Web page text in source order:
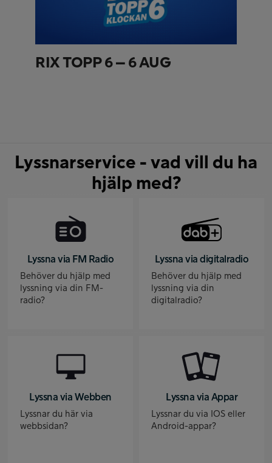
RIX TOPP 6 – 6 AUG
Lyssnarservice - vad vill du ha
hjälp med?
Lyssna via FM Radio
Behöver du hjälp med
lyssning via din FM-
radio?
Lyssna via digitalradio
Behöver du hjälp med
lyssning via din
digitalradio?
Lyssna via Webben
Lyssnar du här via
webbsidan?
Lyssna via Appar
Lyssnar du via IOS eller
Android-appar?